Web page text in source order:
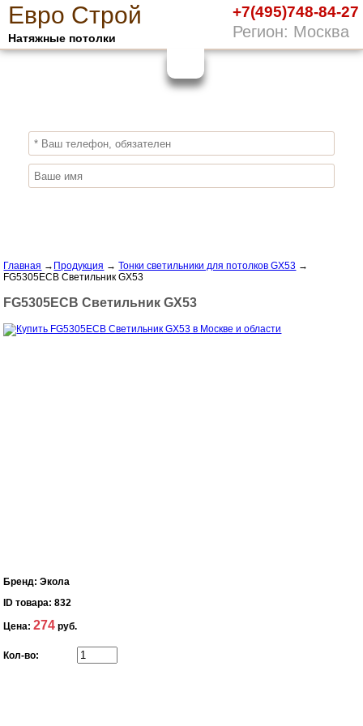
Евро Строй
Натяжные потолки
+7(495)748-84-27
Регион: Москва
ПОЛУЧИ СКИДКУ10%
Главная → Продукция →Тонки светильники для потолков GX53 →
FG5305ECB Светильник GX53
FG5305ECB Светильник GX53
Бренд: Экола
ID товара: 832
Цена:274 руб.
Кол-во: